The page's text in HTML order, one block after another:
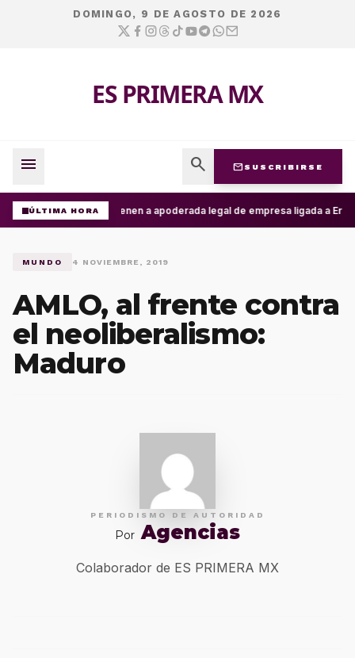
DOMINGO, 9 DE AGOSTO DE 2026
ES PRIMERA MX
menu search mail SUSCRIBIRSE
ÚLTIMA HORADetienen a apoderada legal de empresa ligada a
MUNDO 4 NOVIEMBRE, 2019
AMLO, al frente contra
el neoliberalismo:
Maduro
PERIODISMO DE AUTORIDAD
Por Agencias
Colaborador de ES PRIMERA MX